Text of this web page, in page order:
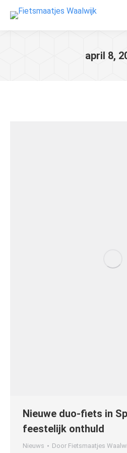
april 8,
Nieuwe duo-fiets in
feestelijk onthuld
Nieuws Door Fietsmaatjes